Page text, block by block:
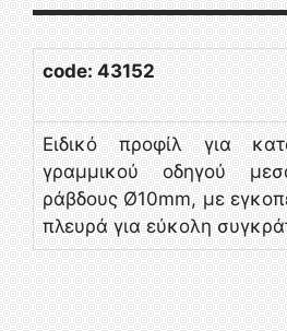
code: 43152
Ειδικό προφίλ για
γραμμικού οδηγού
ράβδους Ø10mm, με
πλευρά για εύκολη